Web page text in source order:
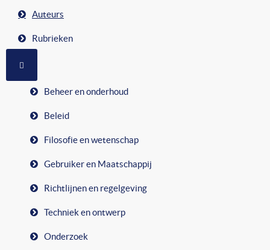
Auteurs
Rubrieken
Beheer en onderhoud
Beleid
Filosofie en wetenschap
Gebruiker en Maatschappij
Richtlijnen en regelgeving
Techniek en ontwerp
Onderzoek